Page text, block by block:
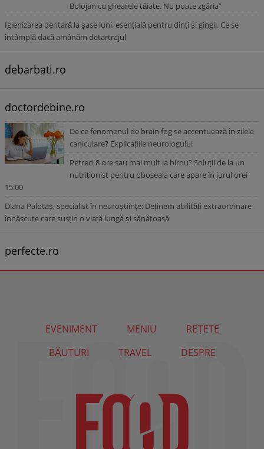
Bolojan cu ghearele tăiate. Nu poate zgâria”
Igienizarea dentară la șase luni, esențială pentru dinți și gingii. Ce se
întâmplă dacă amânăm detartrajul
debarbati.ro
doctordebine.ro
De ce fenomenul de brain fog se accentuează în zilele
caniculare? Explicațiile neurologului
Petreci 8 ore sau mai mult la birou? Soluții de la un
nutriționist pentru oboseala care apare în jurul orei
15:00
Diana Palotaș, specialist în neuroștiințe: Deținem abilități extraordinare
înnăscute care susțin o viață lungă și sănătoasă
perfecte.ro
EVENIMENT MENIU
REȚETE
BĂUTURI
TRAVEL DESPRE